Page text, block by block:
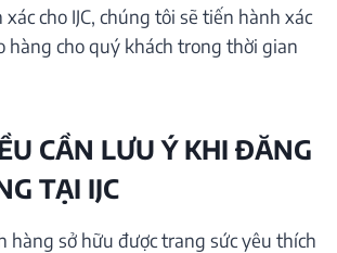
cho IJC, chúng tôi sẽ tiến hành xác
hàng cho quý khách trong thời gian
CẦN LƯU Ý KHI ĐĂNG
TẠI IJC
hàng sở hữu được trang sức yêu thích